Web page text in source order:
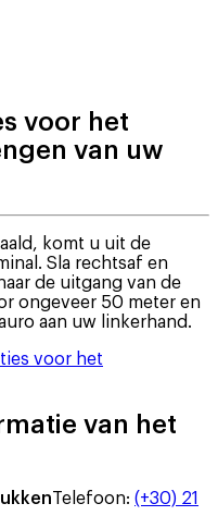
voor het
van uw
komt u uit de
Sla rechtsaf en
de uitgang van de
ongeveer 50 meter en
aan uw linkerhand.
voor het
van het
Telefoon: (+30) 21